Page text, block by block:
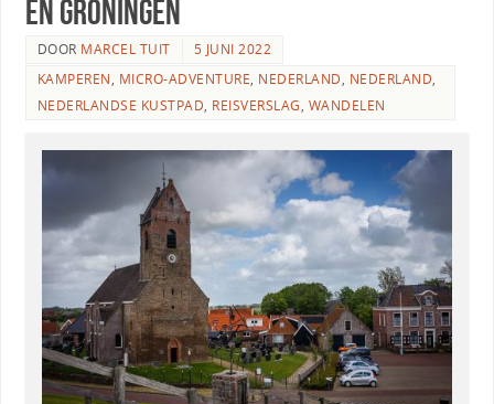
en Groningen
DOOR MARCEL TUIT
5 JUNI 2022
KAMPEREN, MICRO-ADVENTURE, NEDERLAND, NEDERLAND,
NEDERLANDSE KUSTPAD, REISVERSLAG, WANDELEN